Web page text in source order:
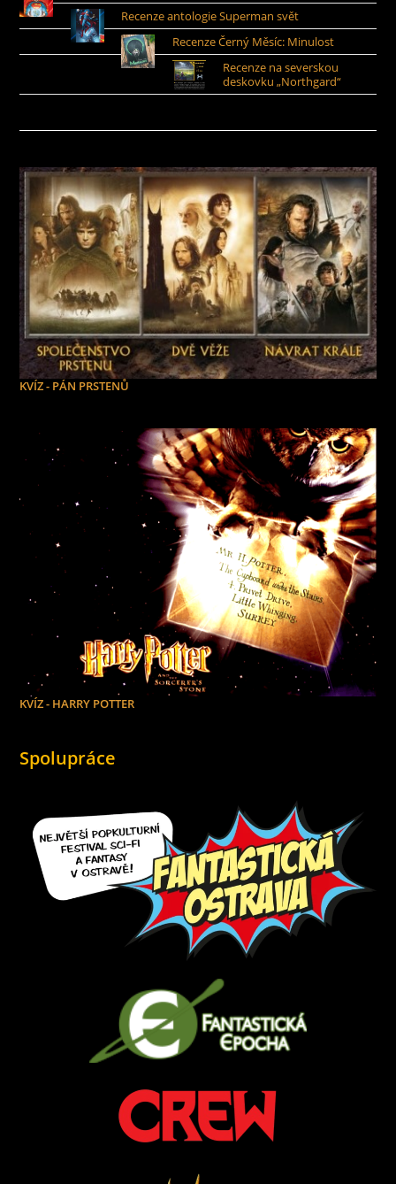
Recenze antologie Superman svět
Recenze Černý Měsíc: Minulost
Recenze na severskou
deskovku „Northgard“
KVÍZ - PÁN PRSTENŮ
KVÍZ - HARRY POTTER
Spolupráce